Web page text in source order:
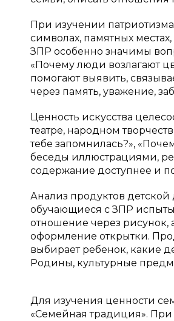
При изучении
символах, памятных
ЗПР особенно значимы
«Почему люди возлагают
помогают выявить,
через память, уважение,
Ценность искусства
театре, народном
тебе запомнилась?»,
беседы иллюстрациями,
содержание доступнее и
Анализ продуктов
обучающиеся с ЗПР
отношение через рисунок,
оформление открытки.
выбирает ребенок, какие
Родины, культурные
Для изучения ценности
«Семейная традиция». При